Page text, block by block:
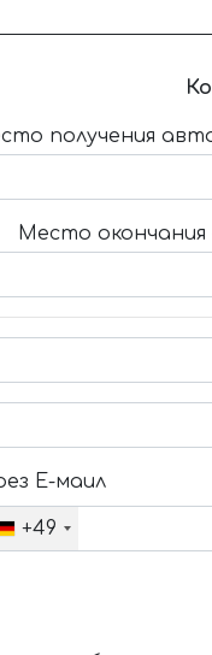
получения
Место
Е-маил
+49